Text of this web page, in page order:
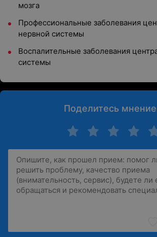
мозга
Профессиональные заболевания
нервной системы
Воспалительные заболевания
системы
Поделитесь